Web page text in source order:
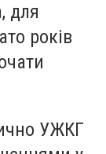
для
років
УЖКГ